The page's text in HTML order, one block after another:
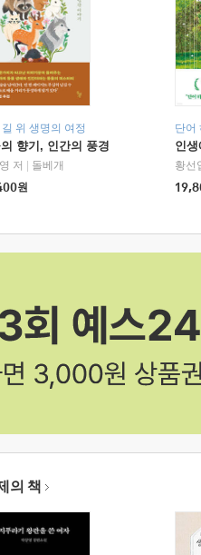
길 위 생명의 여정
향기, 인간의 풍경
저
돌베개
원
단어
인
황선
의 책